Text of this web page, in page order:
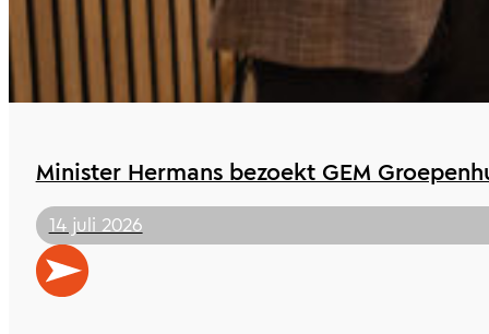
Minister Hermans bezoekt GEM
14 juli 2026